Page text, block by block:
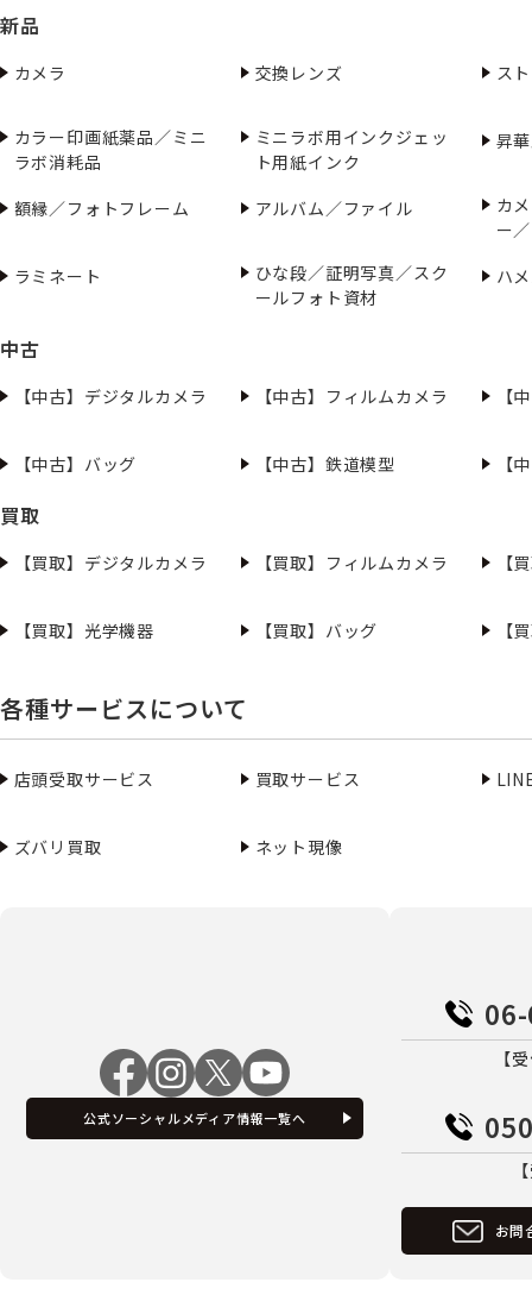
新品
カメラ 交換レンズ ス
カラー印画紙薬品／ミニ
ラボ消耗品
ミニラボ用インクジェッ
ト用紙インク
昇
額縁／フォトフレーム アルバム／ファイル
カ
ー
ラミネート
ひな段／証明写真／スク
ールフォト資材
ハ
中古
【中古】デジタルカメラ 【中古】フィルムカメラ 【
【中古】バッグ 【中古】鉄道模型 【
買取
【買取】デジタルカメラ 【買取】フィルムカメラ 【
【買取】光学機器 【買取】バッグ 【
各種サービスについて
店頭受取サービス 買取サービス
ズバリ買取 ネット現像
公式ソーシャルメディア情報一覧へ
【
お問